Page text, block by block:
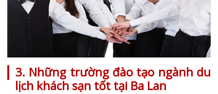
3. Những trường đào tạo ngành du
lịch khách sạn tốt tại Ba Lan